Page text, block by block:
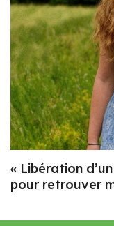
« Libération
pour retrouver